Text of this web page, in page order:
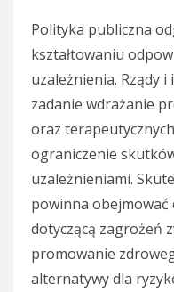
Polityka publiczna
kształtowaniu
uzależnienia. Rządy
zadanie wdrażanie
oraz
ograniczenie
uzależnieniami.
powinna obejmować
dotyczącą zagrożeń
promowanie
alternatywy dla